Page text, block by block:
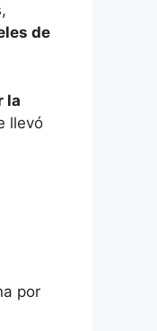
de
la
llevó
por